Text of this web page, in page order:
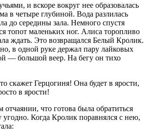
и вскоре вокруг нее образовалась
в четыре глубиной. Вода разлилась
до середины зала. Немного спустя
топот маленьких ног. Алиса торопливо
ждать. Это возвращался Белый Кролик.
в одной руке держал пару лайковых
— большой веер. На бегу он тихо
скажет Герцогиня! Она будет в ярости,
в ярости!
отчаянии, что готова была обратиться
Когда Кролик поравнялся с нею,